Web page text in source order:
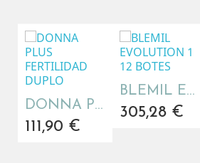
DONNA PLUS FERTILIDAD DUPLO
111,90 €
BLEMIL EVOLUTION 1 12 BOTES
305,28 €